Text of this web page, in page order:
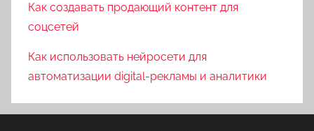
Как создавать продающий контент для
соцсетей
Как использовать нейросети для
автоматизации digital-рекламы и аналитики